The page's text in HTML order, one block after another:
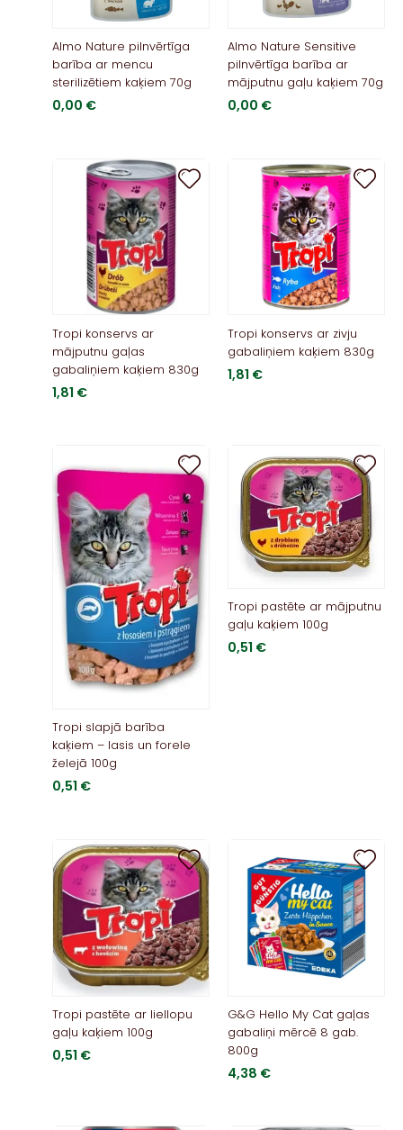
Almo Nature pilnvērtīga
barība ar mencu
sterilizētiem kaķiem 70g
0,00 €
Almo Nature Sensitive
pilnvērtīga barība ar
mājputnu gaļu kaķiem 70g
0,00 €
Tropi konservs ar
mājputnu gaļas
gabaliņiem kaķiem 830g
1,81 €
Tropi konservs ar zivju
gabaliņiem kaķiem 830g
1,81 €
Tropi slapjā barība
kaķiem – lasis un forele
želejā 100g
0,51 €
Tropi pastēte ar mājputnu
gaļu kaķiem 100g
0,51 €
Tropi pastēte ar liellopu
gaļu kaķiem 100g
0,51 €
G&G Hello My Cat gaļas
gabaliņi mērcē 8 gab.
800g
4,38 €